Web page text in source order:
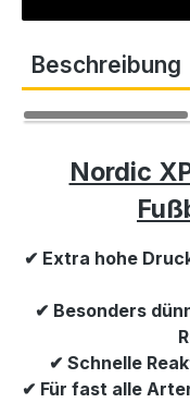
Beschreibung
Nordic
✔ Extra hohe
✔ Besonders
✔ Schnelle
✔ Für fast alle